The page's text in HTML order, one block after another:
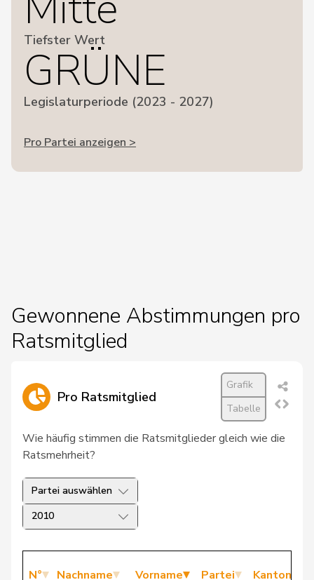
Tiefster Wert
GRÜNE
Legislaturperiode (2023 - 2027)
Pro Partei anzeigen >
Gewonnene Abstimmungen pro
Ratsmitglied
Pro Ratsmitglied
Grafik
Tabelle
Wie häufig stimmen die Ratsmitglieder gleich wie die
Ratsmehrheit?
Partei auswählen
2010
N° Nachname Vorname Partei Kanton